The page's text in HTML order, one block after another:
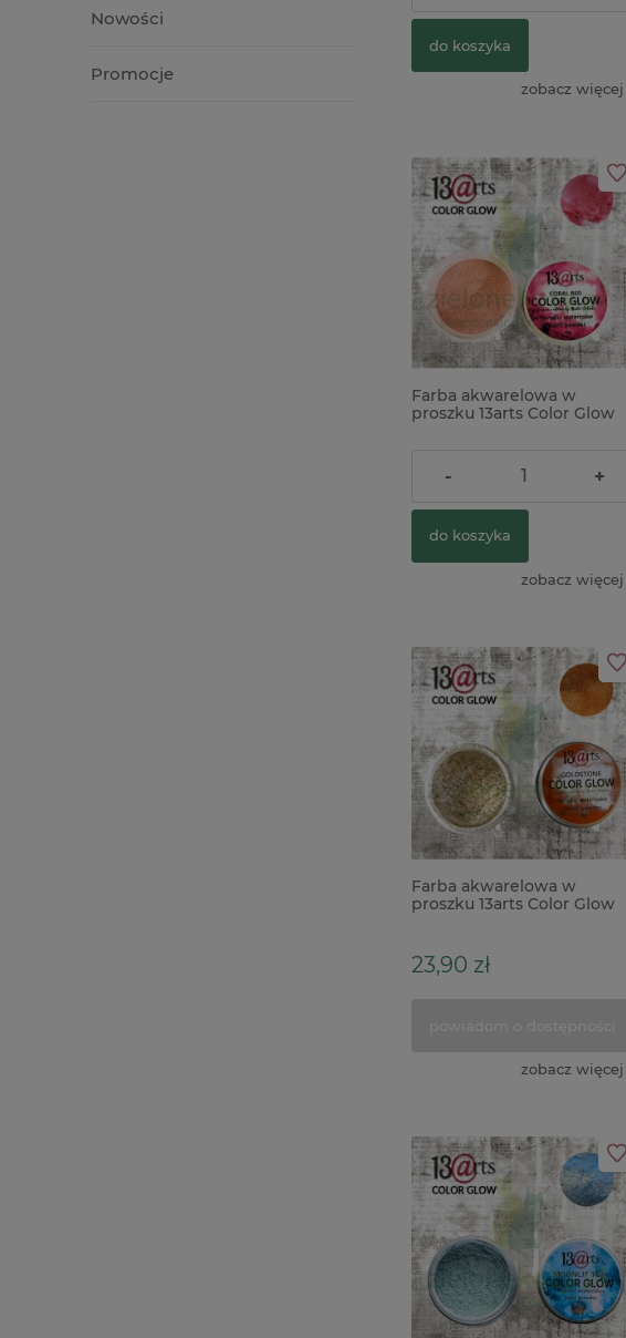
Nowości
Promocje
do koszyka
zobacz więcej
Farba akwarelowa w
proszku 13arts Color Glow
23,90 zł
- +
do koszyka
zobacz więcej
Farba akwarelowa w
proszku 13arts Color Glow
23,90 zł
zobacz więcej